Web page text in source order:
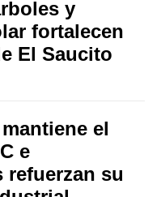
y
fortalecen
El Saucito
el
e
refuerzan su